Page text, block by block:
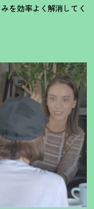
を効率よく解消してく